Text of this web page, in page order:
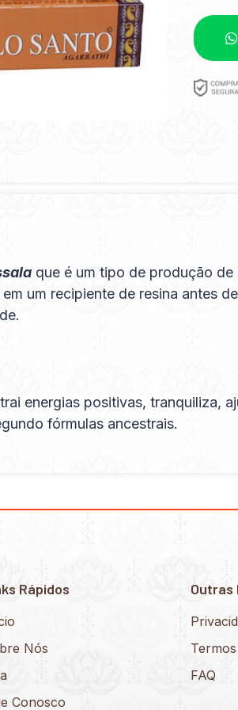
que é um tipo de produção
um recipiente de resina antes
energias positivas, tranquiliza,
fórmulas ancestrais.
Rápidos
Nós
Conosco
Outras
FAQ